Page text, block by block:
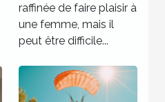
raffinée de faire plaisir à
une femme, mais il
peut être difficile...